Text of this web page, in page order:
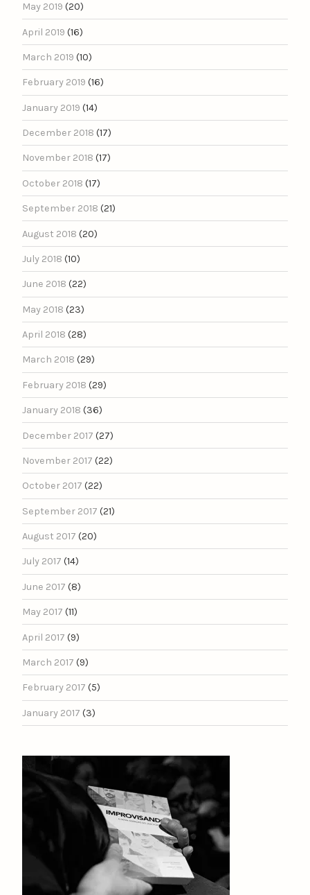
May 2019 (20)
April 2019 (16)
March 2019 (10)
February 2019 (16)
January 2019 (14)
December 2018 (17)
November 2018 (17)
October 2018 (17)
September 2018 (21)
August 2018 (20)
July 2018 (10)
June 2018 (22)
May 2018 (23)
April 2018 (28)
March 2018 (29)
February 2018 (29)
January 2018 (36)
December 2017 (27)
November 2017 (22)
October 2017 (22)
September 2017 (21)
August 2017 (20)
July 2017 (14)
June 2017 (8)
May 2017 (11)
April 2017 (9)
March 2017 (9)
February 2017 (5)
January 2017 (3)